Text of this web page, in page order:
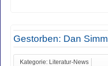
Gestorben: Dan
Kategorie: Literatur-News